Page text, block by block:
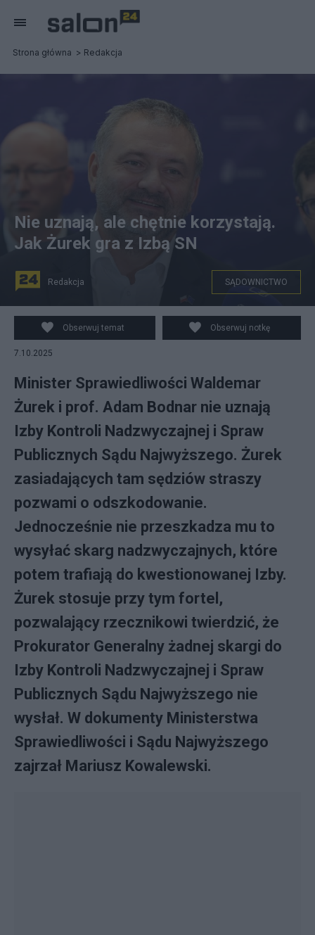
Strona główna Redakcja
Minister Sprawiedliwości Waldemar Żurek, PAP/Paweł
Supernak
Nie uznają, ale chętnie korzystają.
Jak Żurek gra z Izbą SN
Redakcja SĄDOWNICTWO
Obserwuj temat Obserwuj notkę
7.10.2025
Minister Sprawiedliwości Waldemar
Żurek i prof. Adam Bodnar nie uznają
Izby Kontroli Nadzwyczajnej i Spraw
Publicznych Sądu Najwyższego. Żurek
zasiadających tam sędziów straszy
pozwami o odszkodowanie.
Jednocześnie nie przeszkadza mu to
wysyłać skarg nadzwyczajnych, które
potem trafiają do kwestionowanej Izby.
Żurek stosuje przy tym fortel,
pozwalający rzecznikowi twierdzić, że
Prokurator Generalny żadnej skargi do
Izby Kontroli Nadzwyczajnej i Spraw
Publicznych Sądu Najwyższego nie
wysłał. W dokumenty Ministerstwa
Sprawiedliwości i Sądu Najwyższego
zajrzał Mariusz Kowalewski.